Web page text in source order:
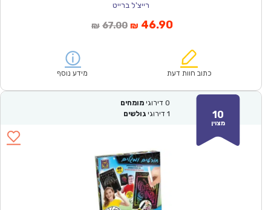
רייצ'ל ברייט
₪ 67.00המחיר
₪67.00.
₪ 46.90המחיר
הוא:
כתוב חוות דעת מידע נוסף
10
מצוין
0 דירוגי מומחים
1 דירוגי גולשים